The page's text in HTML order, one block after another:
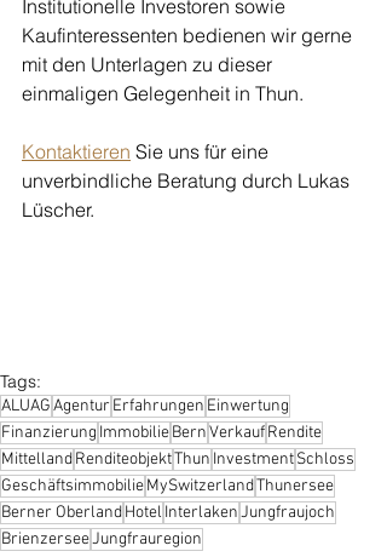
Institutionelle Investoren sowie
Kaufinteressenten bedienen wir gerne
mit den Unterlagen zu dieser
einmaligen Gelegenheit in Thun.
Kontaktieren Sie uns für eine
unverbindliche Beratung durch Lukas
Lüscher.
Tags:
ALUAGAgentur Erfahrungen Einwertung
Finanzierung ImmobilieBernVerkaufRendite
MittellandRenditeobjektThun InvestmentSchloss
GeschäftsimmobilieMySwitzerlandThunersee
Berner OberlandHotel InterlakenJungfraujoch
BrienzerseeJungfrauregion